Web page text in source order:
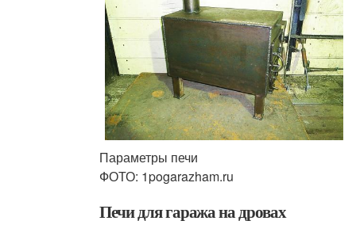
Параметры печи
ФОТО: 1pogarazham.ru
Печи для гаража на дровах